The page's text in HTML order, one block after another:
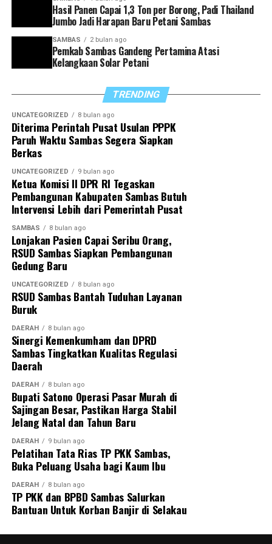
pemerintahan yang efektif dan akuntabel.
yang selaras dengan arah pembangunan Kabupaten
Sambas, termasuk dalam hal pelaporan capaian kinerja
Di akhir arahannya, Satono berharap sinergi yang
selama ini terjalin dapat terus diperkuat sehingga
seluruh program pemerintah daerah dapat berjalan
optimal demi mewujudkan Sambas yang lebih maju dan
sejahtera.
“Dengan sinergitas yang telah dibangun, kita optimistis
dapat menyukseskan berbagai program pemerintah
daerah untuk mewujudkan Sambas Berkah
Berkemajuan,” tutupnya.
Hasil Panen Capai 1,3 Ton per Borong, Padi Thailand
Jumbo Jadi Harapan Baru Petani Sambas
SAMBAS 2 bulan ago
Pemkab Sambas Gandeng Pertamina Atasi
Kelangkaan Solar Petani
TRENDING
UNCATEGORIZED 8 bulan ago
Diterima Perintah Pusat Usulan PPPK
Paruh Waktu Sambas Segera Siapkan
Berkas
UNCATEGORIZED 9 bulan ago
Ketua Komisi II DPR RI Tegaskan
Pembangunan Kabupaten Sambas Butuh
Intervensi Lebih dari Pemerintah Pusat
SAMBAS 8 bulan ago
Lonjakan Pasien Capai Seribu Orang,
RSUD Sambas Siapkan Pembangunan
Gedung Baru
UNCATEGORIZED 8 bulan ago
RSUD Sambas Bantah Tuduhan Layanan
Buruk
DAERAH 8 bulan ago
Sinergi Kemenkumham dan DPRD
Sambas Tingkatkan Kualitas Regulasi
Daerah
DAERAH 8 bulan ago
Bupati Satono Operasi Pasar Murah di
Sajingan Besar, Pastikan Harga Stabil
Jelang Natal dan Tahun Baru
DAERAH 9 bulan ago
Pelatihan Tata Rias TP PKK Sambas,
Buka Peluang Usaha bagi Kaum Ibu
DAERAH 8 bulan ago
TP PKK dan BPBD Sambas Salurkan
Bantuan Untuk Korban Banjir di Selakau